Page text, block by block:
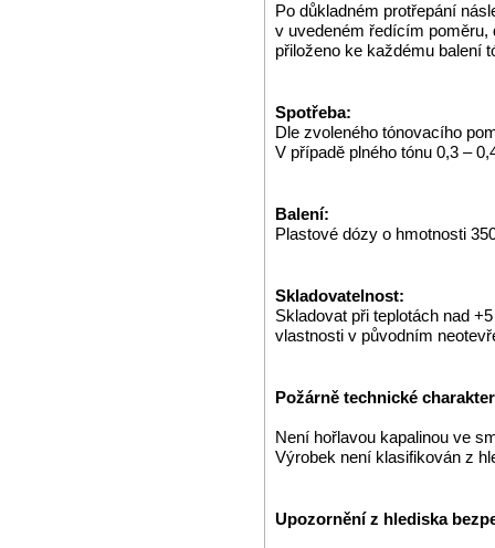
Po důkladném protřepání
v uvedeném ředícím poměru,
přiloženo ke každému balení
Spotřeba:
Dle zvoleného tónovacího
V případě plného tónu 0,3 –
Balení:
Plastové dózy o hmotnosti
Skladovatelnost:
Skladovat při teplotách nad
vlastnosti v původním
Požárně technické
Není hořlavou kapalinou ve
Výrobek není klasifikován z
Upozornění z hlediska